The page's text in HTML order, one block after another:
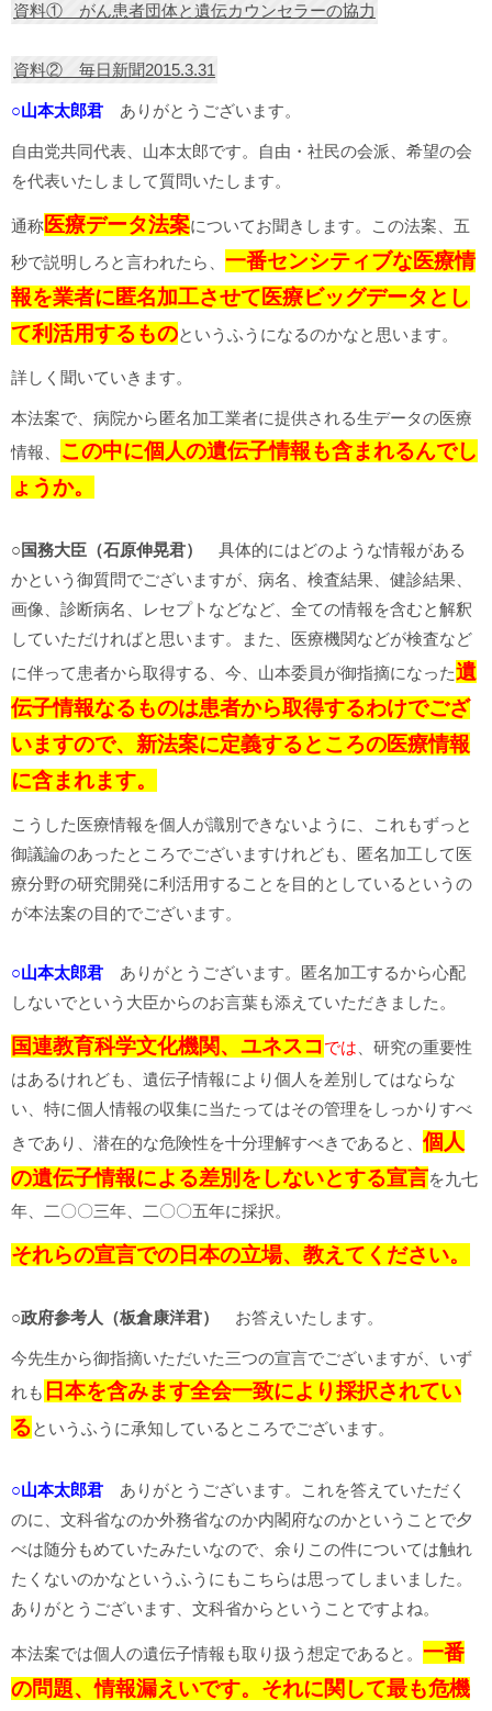
資料① がん患者団体と遺伝カウンセラーの協力
資料② 毎日新聞2015.3.31
○山本太郎君 ありがとうございます。
自由党共同代表、山本太郎です。自由・社民の会派、希望の会
を代表いたしまして質問いたします。
通称医療データ法案についてお聞きします。この法案、五
秒で説明しろと言われたら、 一番センシティブな医療情
報を業者に匿名加工させて医療ビッグデータとし
て利活用するものというふうになるのかなと思います。
詳しく聞いていきます。
本法案で、病院から匿名加工業者に提供される生データの医療
情報、
この中に個人の遺伝子情報も含まれるんでし
ょうか。
○国務大臣（石原伸晃君）
具体的にはどのような情報がある
かという御質問でございますが、病名、検査結果、健診結果、
画像、診断病名、レセプトなどなど、全ての情報を含むと解釈
していただければと思います。また、医療機関などが検査など
に伴って患者から取得する、今、山本委員が御指摘になった遺
伝子情報なるものは患者から取得するわけでござ
いますので、新法案に定義するところの医療情報
に含まれます。
こうした医療情報を個人が識別できないように、これもずっと
御議論のあったところでございますけれども、匿名加工して医
療分野の研究開発に利活用することを目的としているというの
が本法案の目的でございます。
○山本太郎君
ありがとうございます。匿名加工するから心配
しないでという大臣からのお言葉も添えていただきました。
国連教育科学文化機関、ユネスコ では 、研究の重要性
はあるけれども、遺伝子情報により個人を差別してはならな
い、特に個人情報の収集に当たってはその管理をしっかりすべ
きであり、潜在的な危険性を十分理解すべきであると、 個人
の遺伝子情報による差別をしないとする宣言を九七
年、二〇〇三年、二〇〇五年に採択。
それらの宣言での日本の立場、教えてください。
○政府参考人（板倉康洋君） お答えいたします。
今先生から御指摘いただいた三つの宣言でございますが、いず
れも 日本を含みます全会一致により採択されてい
るというふうに承知しているところでございます。
○山本太郎君 ありがとうございます。これを答えていただく
のに、文科省なのか外務省なのか内閣府なのかということで夕
べは随分もめていたみたいなので、余りこの件については触れ
たくないのかなというふうにもこちらは思ってしまいました。
ありがとうございます、文科省からということですよね。
本法案では個人の遺伝子情報も取り扱う想定であると。 一番
の問題、情報漏えいです。それに関して最も危機